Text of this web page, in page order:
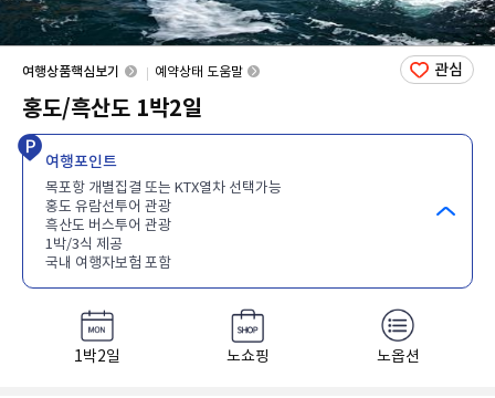
여행상품핵심보기 예약상태 도움말
홍도/흑산도 1박2일
여행포인트
목포항 개별집결 또는 KTX열차 선택가능
홍도 유람선투어 관광
흑산도 버스투어 관광
1박/3식 제공
국내 여행자보험 포함
1박2일 노쇼핑 노옵션
관심